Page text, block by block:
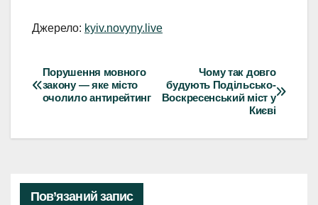
Джерело: kyiv.novyny.live
Навігація
записів
Чому так довго
будують Подільсько-
Воскресенський міст у
Києві
Порушення мовного
закону — яке місто
очолило антирейтинг
Пов’язаний запис